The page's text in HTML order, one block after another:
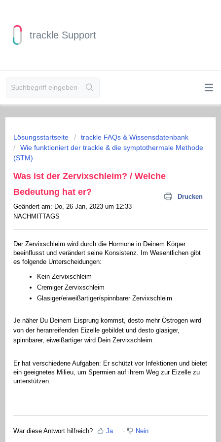
trackle Support
Lösungsstartseite
trackle FAQs & Wissensdatenbank
Wie funktioniert der trackle & die symptothermale Methode
(STM)
Was ist der Zervixschleim? / Welche
Bedeutung hat er?
Drucken
Geändert am: Do, 26 Jan, 2023 um 12:33
NACHMITTAGS
Der Zervixschleim wird durch die Hormone in Deinem Körper
beeinflusst und verändert seine Konsistenz. Im Wesentlichen gibt
es folgende Unterscheidungen:
Kein Zervixschleim
Cremiger Zervixschleim
Glasiger/eiweißartiger/spinnbarer Zervixschleim
Je näher Du Deinem Eisprung kommst, desto mehr Östrogen wird
von der heranreifenden Eizelle gebildet und desto glasiger,
spinnbarer, eiweißartiger wird Dein Zervixschleim.
Er hat verschiedene Aufgaben: Er schützt vor Infektionen und bietet
ein geeignetes Milieu, um Spermien auf ihrem Weg zur Eizelle zu
unterstützen.
War diese Antwort hilfreich? Ja Nein